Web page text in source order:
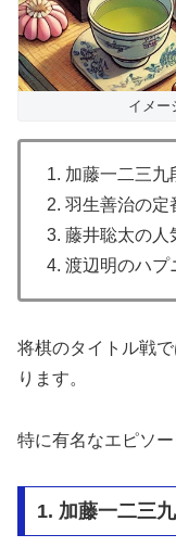
イメー
1. 加藤一二三九
2. 羽生善治の定
3. 藤井聡太の人
4. 渡辺明のハプ
将棋のタイトル戦
ります。
特に有名なエピソ
1. 加藤一二三